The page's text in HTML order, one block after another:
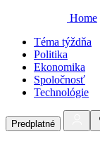
Home
Téma týždňa
Politika
Ekonomika
Spoločnosť
Technológie
Predplatné